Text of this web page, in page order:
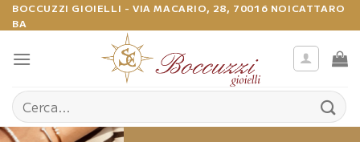
Salta
ai
contenuti
BOCCUZZI GIOIELLI - VIA MACARIO, 28, 70016 NOICATTARO
BA
Cerca: